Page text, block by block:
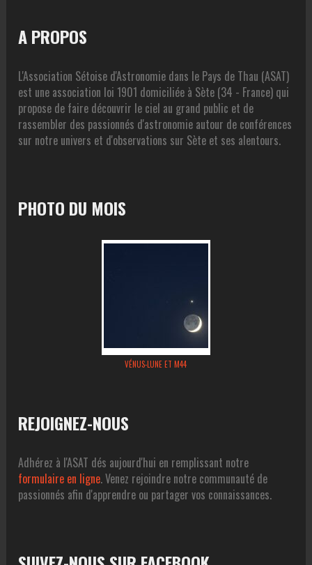
A PROPOS
L'Association Sétoise d'Astronomie dans le Pays de Thau (ASAT)
est une association loi 1901 domiciliée à Sète (34 - France) qui
propose de faire découvrir le ciel au grand public et de
rassembler des passionnés d'astronomie autour de conférences
sur notre univers et d'observations sur Sète et ses alentours.
PHOTO DU MOIS
VÉNUS-LUNE ET M44
REJOIGNEZ-NOUS
Adhérez à l'ASAT dés aujourd'hui en remplissant notre
formulaire en ligne. Venez rejoindre notre communauté de
passionnés afin d'apprendre ou partager vos connaissances.